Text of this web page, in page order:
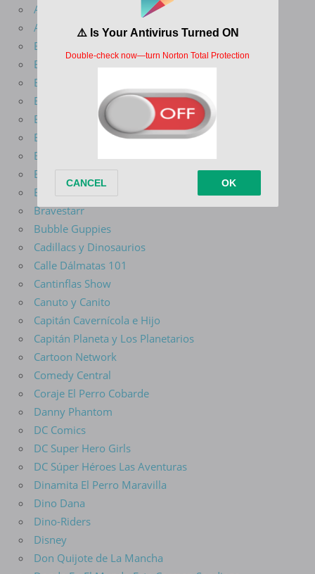
Arcane
Avatar La Leyenda De Aang
Batman Del Futuro
Batman El Valiente
Batman La Serie Animada
Ben 10
Big Guy y Rusty El Niño Robot
Big Mouth
Blade Serie Animada
Blaze Y Los Monster Machines
Bob Esponja
Bravestarr
Bubble Guppies
Cadillacs y Dinosaurios
Calle Dálmatas 101
Cantinflas Show
Canuto y Canito
Capitán Cavernícola e Hijo
Capitán Planeta y Los Planetarios
Cartoon Network
Comedy Central
Coraje El Perro Cobarde
Danny Phantom
DC Comics
DC Super Hero Girls
DC Súper Héroes Las Aventuras
Dinamita El Perro Maravilla
Dino Dana
Dino-Riders
Disney
Don Quijote de La Mancha